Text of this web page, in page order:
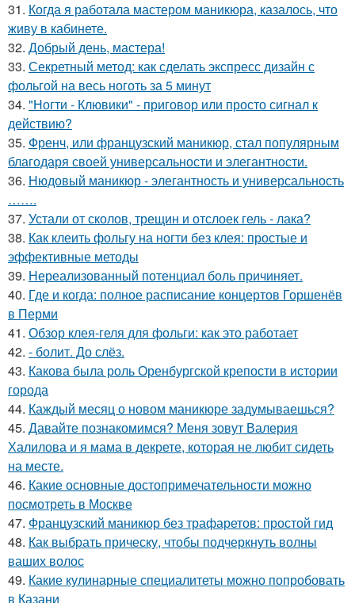
31. Когда я работала мастером маникюра, казалось, что
живу в кабинете.
32. Добрый день, мастера!
33. Секретный метод: как сделать экспресс дизайн с
фольгой на весь ноготь за 5 минут
34. "Ногти - Клювики" - приговор или просто сигнал к
действию?
35. Френч, или французский маникюр, стал популярным
благодаря своей универсальности и элегантности.
36. Нюдовый маникюр - элегантность и универсальность
…….
37. Устали от сколов, трещин и отслоек гель - лака?
38. Как клеить фольгу на ногти без клея: простые и
эффективные методы
39. Нереализованный потенциал боль причиняет.
40. Где и когда: полное расписание концертов Горшенёв
в Перми
41. Обзор клея-геля для фольги: как это работает
42. - болит. До слёз.
43. Какова была роль Оренбургской крепости в истории
города
44. Каждый месяц о новом маникюре задумываешься?
45. Давайте познакомимся? Меня зовут Валерия
Халилова и я мама в декрете, которая не любит сидеть
на месте.
46. Какие основные достопримечательности можно
посмотреть в Москве
47. Французский маникюр без трафаретов: простой гид
48. Как выбрать прическу, чтобы подчеркнуть волны
ваших волос
49. Какие кулинарные специалитеты можно попробовать
в Казани